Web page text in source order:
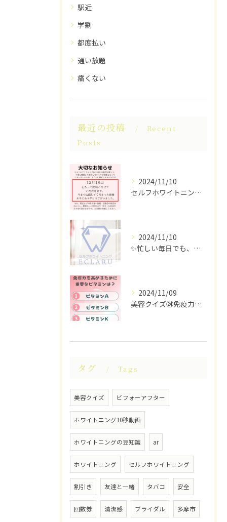
駅近
学割
都度払い
通い放題
痛くない
最近の投稿
Recent
Posts
2024/11/10
セルフホワイトニングECLARUは、これ以上の経営が困難なた...
2024/11/10
✨忙しい毎日でも、ちらっと立ち寄れるホワイトニングサロンはい...
2024/11/09
美容クイズ㉔免疫力を高めるために重要なビタミンは？ #美容ク...
タグ Tags
美容クイズ ビフォーアフター
ホワイトニング10秒動画
ホワイトニングの豆知識 ar
ホワイトニング セルフホワイトニング
割引き 友達と一緒 タバコ 安全
回数券 清潔感 ブライダル 多摩市